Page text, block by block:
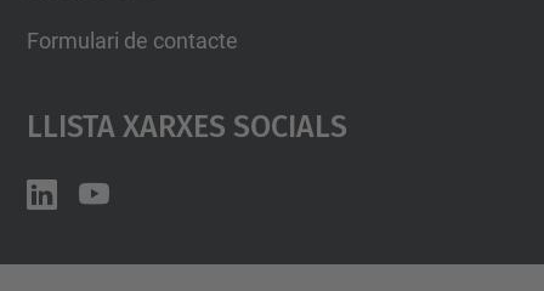
Formulari de contacte
Llista Xarxes Socials